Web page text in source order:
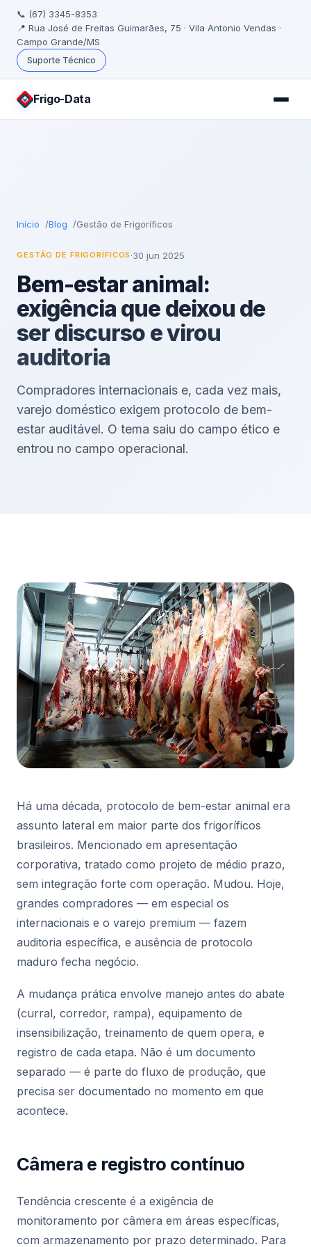
📞 (67) 3345-8353
📍 Rua José de Freitas Guimarães, 75 · Vila Antonio Vendas ·
Campo Grande/MS
Suporte Técnico
Frigo-Data
Início Blog Gestão de Frigoríficos
GESTÃO DE FRIGORÍFICOS ·30 jun 2025
Bem-estar animal:
exigência que deixou de
ser discurso e virou
auditoria
Compradores internacionais e, cada vez mais,
varejo doméstico exigem protocolo de bem-
estar auditável. O tema saiu do campo ético e
entrou no campo operacional.
Há uma década, protocolo de bem-estar animal era
assunto lateral em maior parte dos frigoríficos
brasileiros. Mencionado em apresentação
corporativa, tratado como projeto de médio prazo,
sem integração forte com operação. Mudou. Hoje,
grandes compradores — em especial os
internacionais e o varejo premium — fazem
auditoria específica, e ausência de protocolo
maduro fecha negócio.
A mudança prática envolve manejo antes do abate
(curral, corredor, rampa), equipamento de
insensibilização, treinamento de quem opera, e
registro de cada etapa. Não é um documento
separado — é parte do fluxo de produção, que
precisa ser documentado no momento em que
acontece.
Câmera e registro contínuo
Tendência crescente é a exigência de
monitoramento por câmera em áreas específicas,
com armazenamento por prazo determinado. Para